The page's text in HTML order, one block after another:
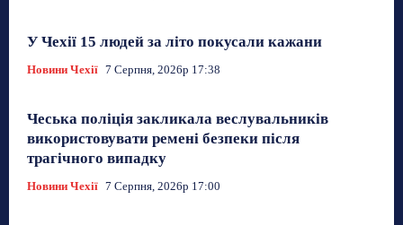
У Чехії 15 людей за літо покусали кажани
Новини Чехії 7 Серпня, 2026р 17:38
Чеська поліція закликала веслувальників
використовувати ремені безпеки після
трагічного випадку
Новини Чехії 7 Серпня, 2026р 17:00